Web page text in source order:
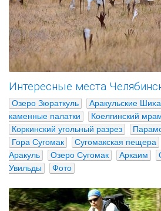
Интересные места
Озеро Зюраткуль Аракульские
каменные палатки
Коелгинский
Коркинский угольный разрез
Гора Сугомак
Сугомакская пещера
Аракуль
Озеро Сугомак Аркаим
Увильды
Фото